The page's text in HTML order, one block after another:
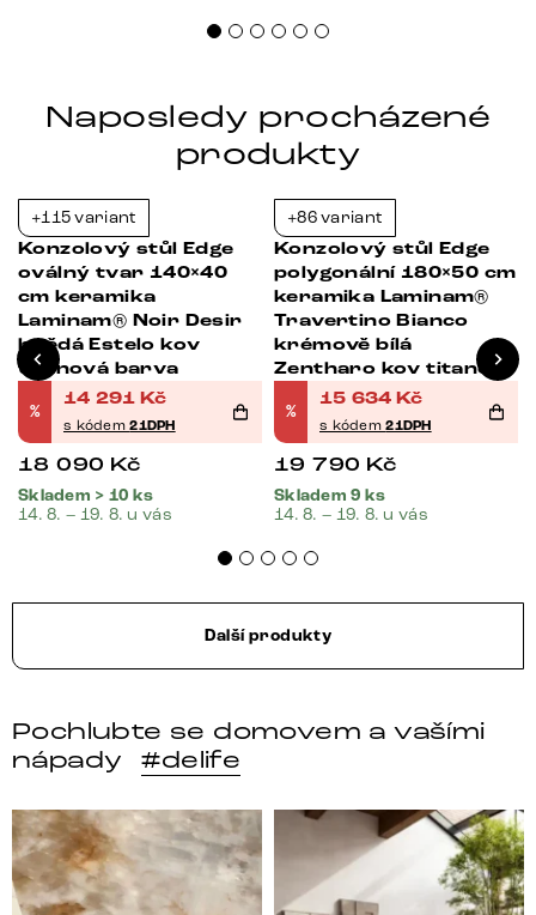
Naposledy procházené
produkty
+115 variant
Konzolový stůl Edge
oválný tvar 140×40
cm keramika
Laminam® Noir Desir
hnědá Estelo kov
titanová barva
%
14 291 Kč
s kódem21DPH
18 090 Kč
Skladem > 10 ks
14. 8. – 19. 8. u vás
+86 variant
Konzolový stůl Edge
polygonální 180×50 cm
keramika Laminam®
Travertino Bianco
krémově bílá
Zentharo kov titanová
barva
%
15 634 Kč
s kódem21DPH
19 790 Kč
Skladem 9 ks
14. 8. – 19. 8. u vás
Další produkty
Pochlubte se domovem a vašími
nápady
#delife
DELIFE – Nábytek, který promění dům v domov. Domo
Místo, kam se budeš těšit